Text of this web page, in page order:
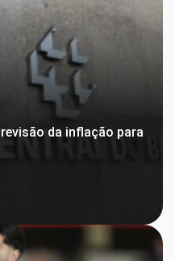
da inflação para